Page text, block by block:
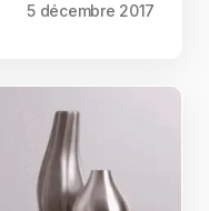
5 décembre 2017